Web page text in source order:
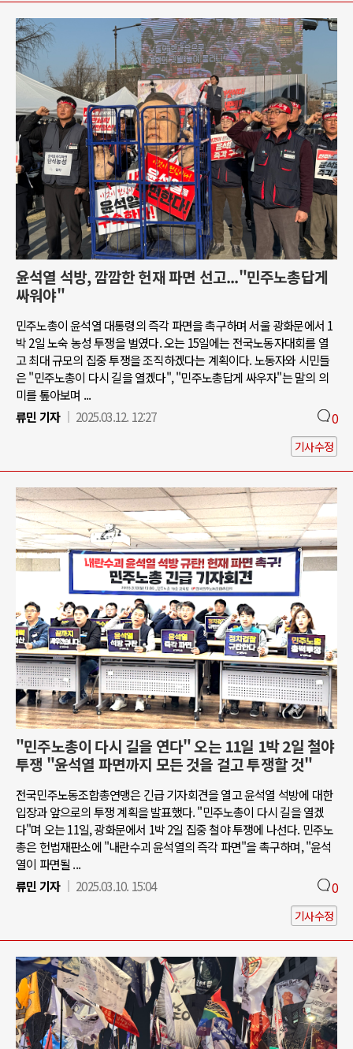
윤석열 석방, 깜깜한 헌재 파면 선고..."민주노총답게
싸워야"
민주노총이 윤석열 대통령의 즉각 파면을 촉구하며 서울 광화문에서 1
박 2일 노숙 농성 투쟁을 벌였다. 오는 15일에는 전국노동자대회를 열
고 최대 규모의 집중 투쟁을 조직하겠다는 계획이다. 노동자와 시민들
은 "민주노총이 다시 길을 열겠다", "민주노총답게 싸우자"는 말의 의
미를 톺아보며 ...
류민 기자
2025.03.12. 12:27 0
기사수정
"민주노총이 다시 길을 연다" 오는 11일 1박 2일 철야
투쟁 "윤석열 파면까지 모든 것을 걸고 투쟁할 것"
전국민주노동조합총연맹은 긴급 기자회견을 열고 윤석열 석방에 대한
입장과 앞으로의 투쟁 계획을 발표했다. "민주노총이 다시 길을 열겠
다"며 오는 11일, 광화문에서 1박 2일 집중 철야 투쟁에 나선다. 민주노
총은 헌법재판소에 "내란수괴 윤석열의 즉각 파면"을 촉구하며, "윤석
열이 파면될 ...
류민 기자
2025.03.10. 15:04 0
기사수정